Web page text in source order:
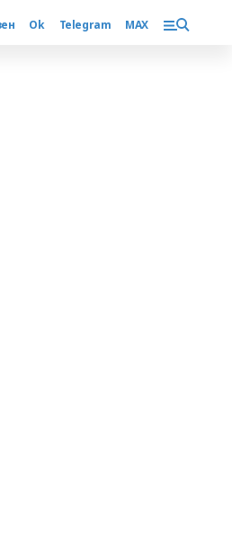
Ok Telegram MAX